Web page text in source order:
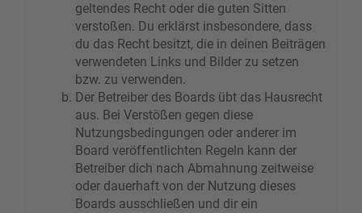
geltendes Recht oder die guten Sitten
verstoßen. Du erklärst insbesondere, dass
du das Recht besitzt, die in deinen Beiträgen
verwendeten Links und Bilder zu setzen
bzw. zu verwenden.
Der Betreiber des Boards übt das Hausrecht
aus. Bei Verstößen gegen diese
Nutzungsbedingungen oder anderer im
Board veröffentlichten Regeln kann der
Betreiber dich nach Abmahnung zeitweise
oder dauerhaft von der Nutzung dieses
Boards ausschließen und dir ein